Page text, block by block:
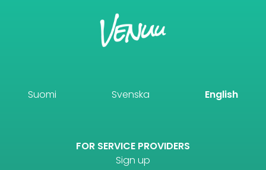
Suomi Svenska English
FOR SERVICE PROVIDERS
Sign up